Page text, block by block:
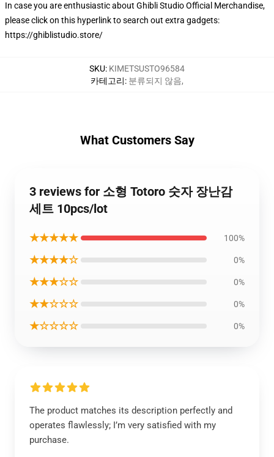
In case you are enthusiastic about Ghibli Studio Official Merchandise,
please click on this hyperlink to search out extra gadgets:
https://ghiblistudio.store/
SKU: KIMETSUSTO96584
카테고리: 분류되지 않음,
What Customers Say
3 reviews for 소형 Totoro 숫자 장난감
세트 10pcs/lot
★★★★★ 100%
★★★★☆ 0%
★★★☆☆ 0%
★★☆☆☆ 0%
★☆☆☆☆ 0%
The product matches its description perfectly and
operates flawlessly; I’m very satisfied with my
purchase.